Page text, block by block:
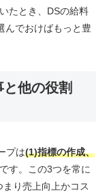
たとき、DSの給料
んでおけばもっと豊
他の役割
プは(1)指標の作成、
です。この3つを常に
り売上向上かコス